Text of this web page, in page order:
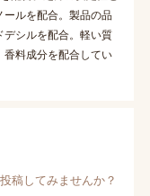
ールを配合。製品の品
デシルを配合。軽い質
香料成分を配合してい
稿してみませんか？